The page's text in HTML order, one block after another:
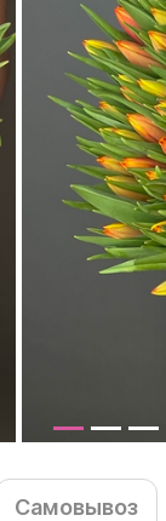
Самовывоз